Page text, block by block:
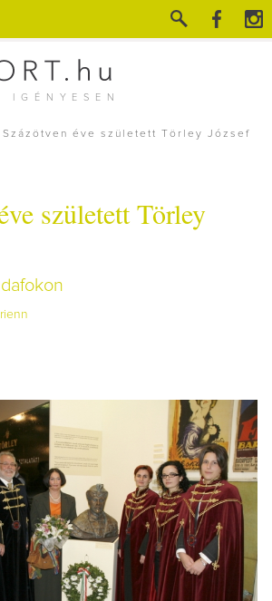
IGÉNYESEN
Százötven éve született Törley József
született Törley